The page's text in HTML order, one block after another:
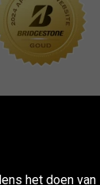
het doen van